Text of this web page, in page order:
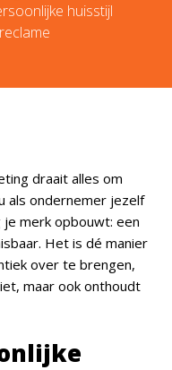
huisstijl
draait alles om
als ondernemer jezelf
merk opbouwt: een
Het is dé manier
over te brengen,
maar ook onthoudt